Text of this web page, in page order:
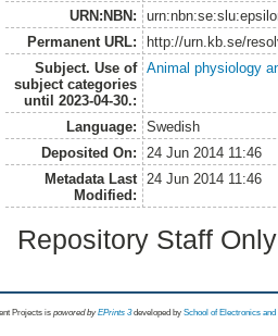
URN:NBN:
Permanent URL:
http://urn.kb.se/
Subject. Use of
subject categories
until 2023-04-30.:
Animal physiology
Language:
Swedish
Deposited On:
24 Jun 2014 11:46
Metadata Last
Modified:
24 Jun 2014 11:46
Repository Staff
Projects is powored byEPrints 3 developed by School of Electronics